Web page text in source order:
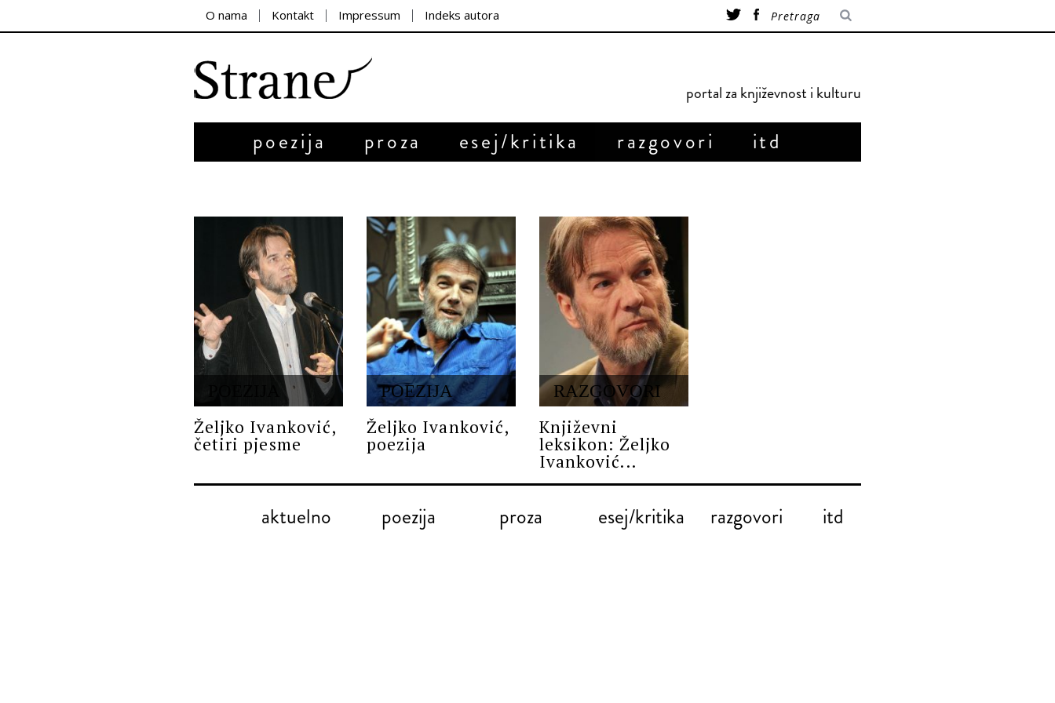
O nama Kontakt Impressum Indeks autora
portal za književnost i kulturu
poezija proza esej/kritika razgovori itd
Željko Ivanković,
četiri pjesme
POEZIJA
Željko Ivanković,
poezija
RAZGOVORI
Književni
leksikon: Željko
Ivanković...
aktuelno poezija proza esej/kritika razgovori itd